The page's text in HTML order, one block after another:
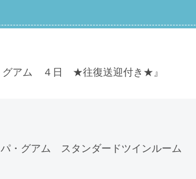
グアム ４日 ★往復送迎付き★』
パ・グアム スタンダードツインルーム